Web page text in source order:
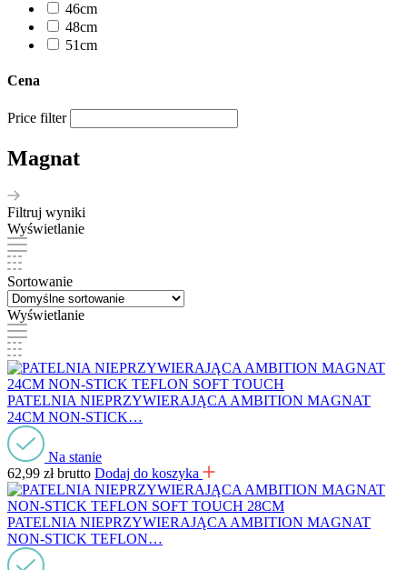
46cm
48cm
51cm
Cena
Price filter
Magnat
Filtruj wyniki
Wyświetlanie
Sortowanie
Wyświetlanie
PATELNIA NIEPRZYWIERAJĄCA AMBITION MAGNAT
24CM NON-STICK…
Na stanie
62,99 zł brutto Dodaj do koszyka
PATELNIA NIEPRZYWIERAJĄCA AMBITION MAGNAT
NON-STICK TEFLON…